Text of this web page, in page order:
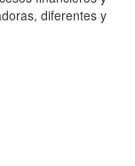
diferentes y